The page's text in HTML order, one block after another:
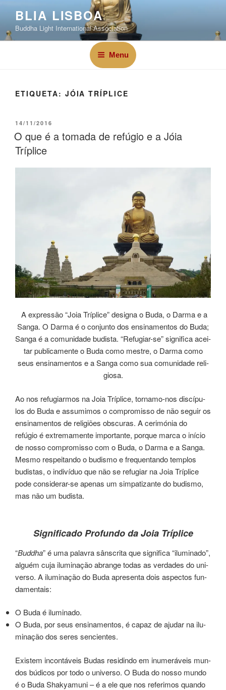
BLIA LISBOA
Buddha Light International Association
Menu
ETIQUETA: JÓIA TRÍPLICE
14/11/2016
O que é a tomada de refúgio e a Jóia
Tríplice
A expres­são “Joia Tríplice” desig­na o Buda, o Darma e a
Sanga. O Darma é o con­jun­to dos ensi­namen­tos do Buda;
Sanga é a comu­ni­da­de budis­ta. “Re­fu­giar-se” signifi­ca acei­
tar publi­ca­men­te o Buda como mes­tre, o Darma como
seus ensi­na­men­tos e a Sanga como sua comu­ni­da­de reli­
gio­sa.
Ao nos refugiarmos na Joia Tríplice, tor­na­mo-nos dis­cí­pu­
los do Buda e assumimos o com­pro­mis­so de não ­seguir os
ensi­na­men­tos de reli­giões obscuras. A cerimónia do
refúgio é extre­ma­men­te impor­tan­te, por­que marca o iní­cio
de nosso compro­mis­so com o Buda, o Darma e a Sanga.
Mesmo res­pei­tan­do o budis­mo e frequentan­do tem­plos
budistas, o indi­ví­duo que não se refu­giar na Joia Tríplice
pode con­si­de­rar-se apenas um sim­pa­ti­zan­te do budis­mo,
mas não um budis­ta.
Significado Profundo da Joia Tríplice
“Buddha” é uma pala­vra sâns­cri­ta que sig­ni­fi­ca “ilu­mi­na­do”,
­alguém cuja ilu­mi­na­ção abran­ge todas as ver­da­des do uni­
ver­so. A ilu­mi­na­ção do Buda apre­sen­ta dois aspec­tos fun­
da­men­tais:
O Buda é ilu­mi­na­do.
O Buda, por seus ensi­na­men­tos, é capaz de aju­dar na ilu­
mi­na­ção dos seres sencien­tes.
Existem incon­tá­veis Budas resi­din­do em inu­me­rá­veis mun­
dos búdi­cos por todo o universo. O Buda do nosso mundo
é o Buda Shakyamuni – é a ele que nos refe­ri­mos quan­do